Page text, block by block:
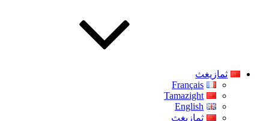
ثمازيغث
Français
Tamazight
English
ثمازيغث